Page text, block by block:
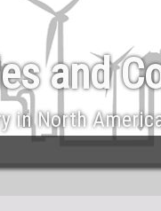
and
in North